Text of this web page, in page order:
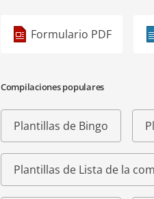
Formulario PDF
Compilaciones populares
Plantillas de Bingo
Plantillas de Lista de la